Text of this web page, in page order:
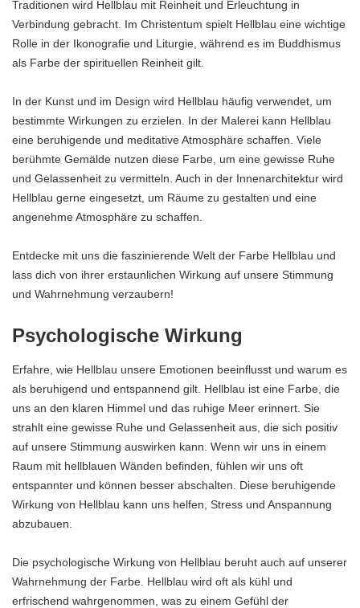
Traditionen wird Hellblau mit Reinheit und Erleuchtung in
Verbindung gebracht. Im Christentum spielt Hellblau eine wichtige
Rolle in der Ikonografie und Liturgie, während es im Buddhismus
als Farbe der spirituellen Reinheit gilt.
In der Kunst und im Design wird Hellblau häufig verwendet, um
bestimmte Wirkungen zu erzielen. In der Malerei kann Hellblau
eine beruhigende und meditative Atmosphäre schaffen. Viele
berühmte Gemälde nutzen diese Farbe, um eine gewisse Ruhe
und Gelassenheit zu vermitteln. Auch in der Innenarchitektur wird
Hellblau gerne eingesetzt, um Räume zu gestalten und eine
angenehme Atmosphäre zu schaffen.
Entdecke mit uns die faszinierende Welt der Farbe Hellblau und
lass dich von ihrer erstaunlichen Wirkung auf unsere Stimmung
und Wahrnehmung verzaubern!
Psychologische Wirkung
Erfahre, wie Hellblau unsere Emotionen beeinflusst und warum es
als beruhigend und entspannend gilt. Hellblau ist eine Farbe, die
uns an den klaren Himmel und das ruhige Meer erinnert. Sie
strahlt eine gewisse Ruhe und Gelassenheit aus, die sich positiv
auf unsere Stimmung auswirken kann. Wenn wir uns in einem
Raum mit hellblauen Wänden befinden, fühlen wir uns oft
entspannter und können besser abschalten. Diese beruhigende
Wirkung von Hellblau kann uns helfen, Stress und Anspannung
abzubauen.
Die psychologische Wirkung von Hellblau beruht auch auf unserer
Wahrnehmung der Farbe. Hellblau wird oft als kühl und
erfrischend wahrgenommen, was zu einem Gefühl der